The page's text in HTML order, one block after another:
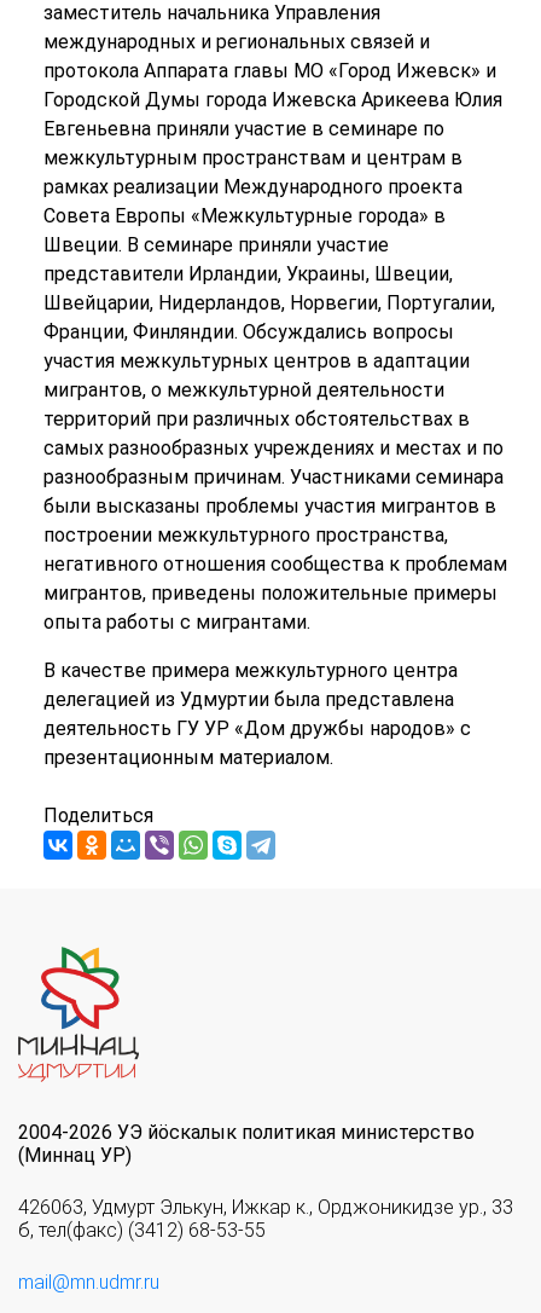
заместитель начальника Управления
международных и региональных связей и
протокола Аппарата главы МО «Город Ижевск» и
Городской Думы города Ижевска Арикеева Юлия
Евгеньевна приняли участие в семинаре по
межкультурным пространствам и центрам в
рамках реализации Международного проекта
Совета Европы «Межкультурные города» в
Швеции. В семинаре приняли участие
представители Ирландии, Украины, Швеции,
Швейцарии, Нидерландов, Норвегии, Португалии,
Франции, Финляндии. Обсуждались вопросы
участия межкультурных центров в адаптации
мигрантов, о межкультурной деятельности
территорий при различных обстоятельствах в
самых разнообразных учреждениях и местах и по
разнообразным причинам. Участниками семинара
были высказаны проблемы участия мигрантов в
построении межкультурного пространства,
негативного отношения сообщества к проблемам
мигрантов, приведены положительные примеры
опыта работы с мигрантами.
В качестве примера межкультурного центра
делегацией из Удмуртии была представлена
деятельность ГУ УР «Дом дружбы народов» с
презентационным материалом.
Поделиться
2004-2026 УЭ йöскалык политикая министерство
(Миннац УР)
426063, Удмурт Элькун, Ижкар к., Орджоникидзе ур., 33
б, тел(факс) (3412) 68-53-55
mail@mn.udmr.ru